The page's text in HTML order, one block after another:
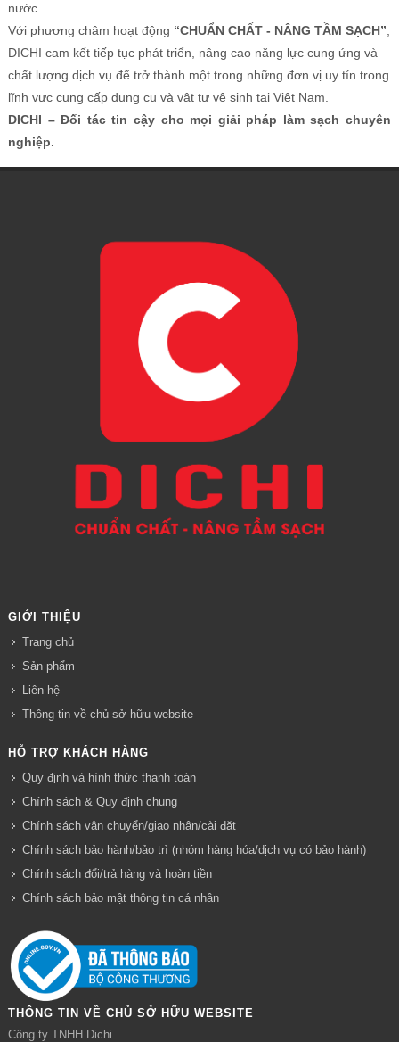
nước.
Với phương châm hoạt động “CHUẨN CHẤT - NÂNG TẦM SẠCH”
DICHI cam kết tiếp tục phát triển, nâng cao năng lực cung ứng và
chất lượng dịch vụ để trở thành một trong những đơn vị uy tín trong
lĩnh vực cung cấp dụng cụ và vật tư vệ sinh tại Việt Nam.
DICHI – Đối tác tin cậy cho mọi giải pháp làm sạch chuyên
nghiệp.
GIỚI THIỆU
Trang chủ
Sản phẩm
Liên hệ
Thông tin về chủ sở hữu website
HỖ TRỢ KHÁCH HÀNG
Quy định và hình thức thanh toán
Chính sách & Quy định chung
Chính sách vận chuyển/giao nhận/cài đặt
Chính sách bảo hành/bảo trì (nhóm hàng hóa/dịch vụ có bảo hành)
Chính sách đổi/trả hàng và hoàn tiền
Chính sách bảo mật thông tin cá nhân
THÔNG TIN VỀ CHỦ SỞ HỮU WEBSITE
Công ty TNHH Dichi